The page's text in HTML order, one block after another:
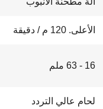
الأعلى. 120 م / دقيقة
16 - 63 ملم
لحام عالي التردد